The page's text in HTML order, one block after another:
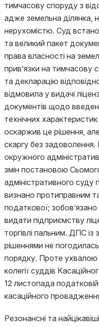
тимчасову споруду з
адже земельна ділянка,
нерухомістю. Суд
та великий пакет
права власності на
прив’язки на тимчасову
та декларацію
відмовила у видачі
документів щодо
технічних
оскаржив це рішення,
скаргу без задоволення.
окружного
змін постановою
адміністративного
визнано протиправним
податкової;
видати підприємству
торгівлі пальним. ДПС
рішеннями не
порядку. Проте ухвалою
колегії суддів
12 листопада
касаційного
Резонансні та